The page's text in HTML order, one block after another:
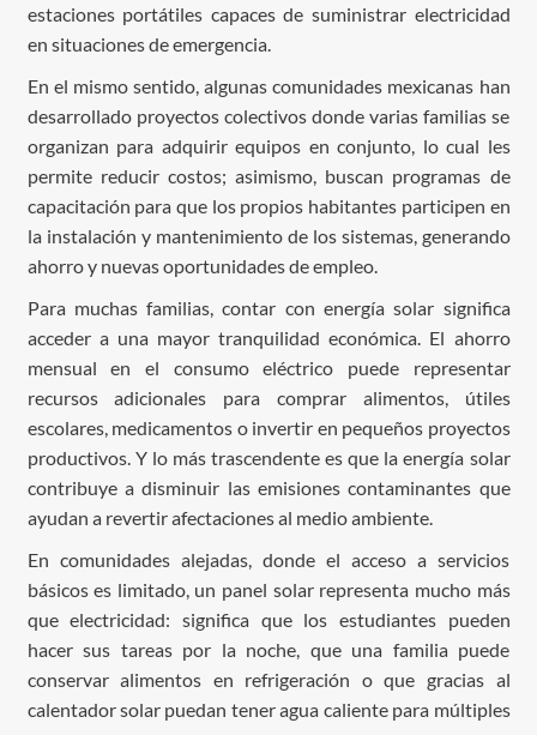
estaciones portátiles capaces de suministrar electricidad
en situaciones de emergencia.
En el mismo sentido, algunas comunidades mexicanas han
desarrollado proyectos colectivos donde varias familias se
organizan para adquirir equipos en conjunto, lo cual les
permite reducir costos; asimismo, buscan programas de
capacitación para que los propios habitantes participen en
la instalación y mantenimiento de los sistemas, generando
ahorro y nuevas oportunidades de empleo.
Para muchas familias, contar con energía solar significa
acceder a una mayor tranquilidad económica. El ahorro
mensual en el consumo eléctrico puede representar
recursos adicionales para comprar alimentos, útiles
escolares, medicamentos o invertir en pequeños proyectos
productivos. Y lo más trascendente es que la energía solar
contribuye a disminuir las emisiones contaminantes que
ayudan a revertir afectaciones al medio ambiente.
En comunidades alejadas, donde el acceso a servicios
básicos es limitado, un panel solar representa mucho más
que electricidad: significa que los estudiantes pueden
hacer sus tareas por la noche, que una familia puede
conservar alimentos en refrigeración o que gracias al
calentador solar puedan tener agua caliente para múltiples